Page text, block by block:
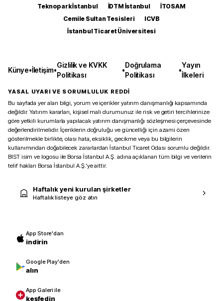
Teknopark İstanbul
İDTM İstanbul
İTOSAM
Cemile Sultan Tesisleri
ICVB
İstanbul Ticaret Üniversitesi
Künye•İletişim•
Gizlilik ve KVKK
Politikası
•
Doğrulama
Politikası
•
Yayın
İlkeleri
YASAL UYARI VE SORUMLULUK REDDİ
Bu sayfada yer alan bilgi, yorum ve içerikler yatırım danışmanlığı kapsamında
değildir. Yatırım kararları, kişisel mali durumunuz ile risk ve getiri tercihlerinize
göre yetkili kurumlarla yapılacak yatırım danışmanlığı sözleşmesi çerçevesinde
değerlendirilmelidir. İçeriklerin doğruluğu ve güncelliği için azami özen
gösterilmekle birlikte, olası hata, eksiklik, gecikme veya bu bilgilerin
kullanımından doğabilecek zararlardan İstanbul Ticaret Odası sorumlu değildir.
BIST isim ve logosu ile Borsa İstanbul A.Ş. adına açıklanan tüm bilgi ve verilerin
telif hakları Borsa İstanbul A.Ş.’ye aittir.
Haftalık yeni kurulan şirketler
Haftalık listeye göz atın
App Store'dan
indirin
Google Play'den
alın
App Galeri ile
keşfedin